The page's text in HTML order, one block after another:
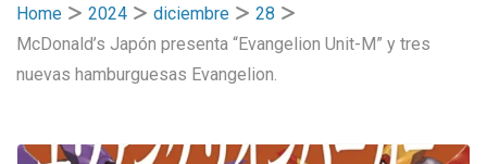
Home
2024 diciembre
28
McDonald’s Japón presenta “Evangelion Unit-M” y tres
nuevas hamburguesas Evangelion.